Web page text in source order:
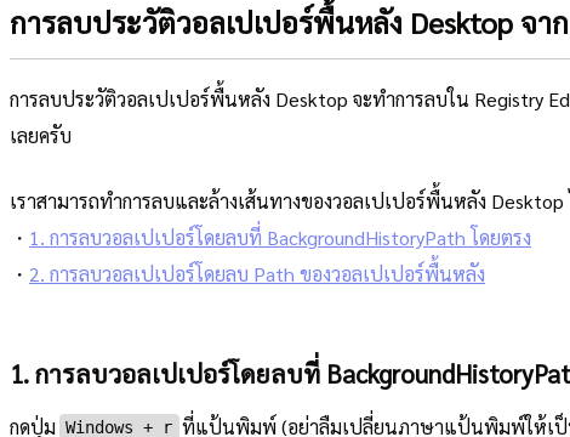
การลบประวัติวอลเปเปอร์พื้นหลัง Desktop จา
การลบประวัติวอลเปเปอร์พื้นหลัง Desktop จะทำการลบใน Registry
เลยครับ
เราสามารถทำการลบและล้างเส้นทางของวอลเปเปอร์พื้นหลัง Desktop
・ 1. การลบวอลเปเปอร์โดยลบที่ BackgroundHistoryPath โดยตรง
・ 2. การลบวอลเปเปอร์โดยลบ Path ของวอลเปเปอร์พื้นหลัง
1. การลบวอลเปเปอร์โดยลบที่
กดปุ่ม Windows + r ที่แป้นพิมพ์ (อย่าลืมเปลี่ยนภาษาแป้นพิมพ์ให้เ